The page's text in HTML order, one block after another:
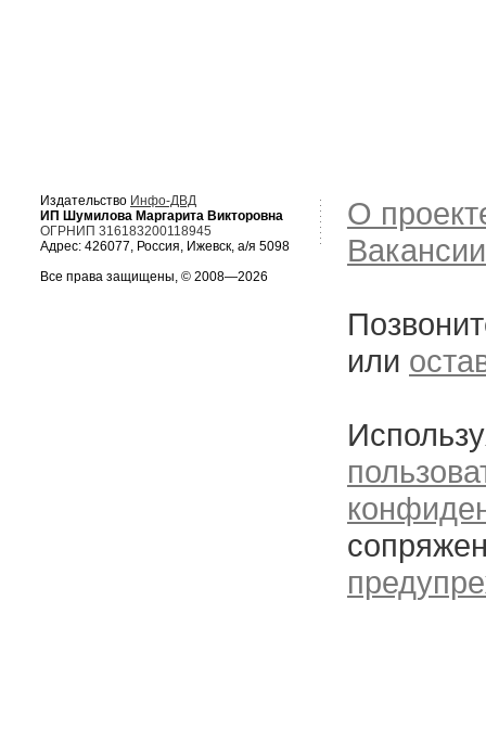
Издательство Инфо-ДВД
ИП Шумилова Маргарита Викторовна
ОГРНИП 316183200118945
Адрес: 426077, Россия, Ижевск, а/я 5098
Все права защищены, © 2008—2026
О
Вакансии
или